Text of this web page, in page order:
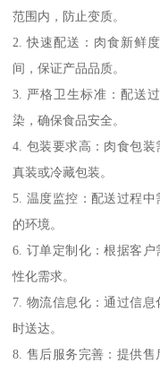
范围内，防止变质。
2. 快速配送：肉食新鲜
间，保证产品品质。
3. 严格卫生标准：配送
染，确保食品安全。
4. 包装要求高：肉食包
真装或冷藏包装。
5. 温度监控：配送过程
的环境。
6. 订单定制化：根据客
性化需求。
7. 物流信息化：通过信
时送达。
8. 售后服务完善：提供